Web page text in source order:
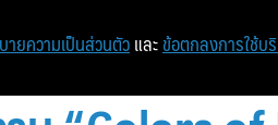
หน้าแรก ท่องเที่ยว
ายความเป็นส่วนตัว และ ข้อตกลงการใช้บ